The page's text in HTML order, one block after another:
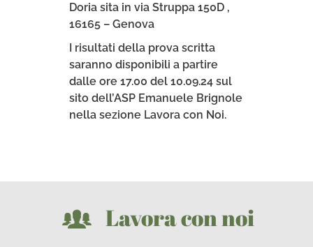
Doria sita in via Struppa 150D ,
16165 – Genova
I risultati della prova scritta
saranno disponibili a partire
dalle ore 17.00 del 10.09.24 sul
sito dell’ASP Emanuele Brignole
nella sezione Lavora con Noi.
Lavora con noi